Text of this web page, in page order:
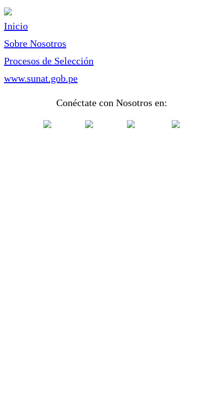
Inicio
Sobre Nosotros
Procesos de Selección
www.sunat.gob.pe
Conéctate con Nosotros en: